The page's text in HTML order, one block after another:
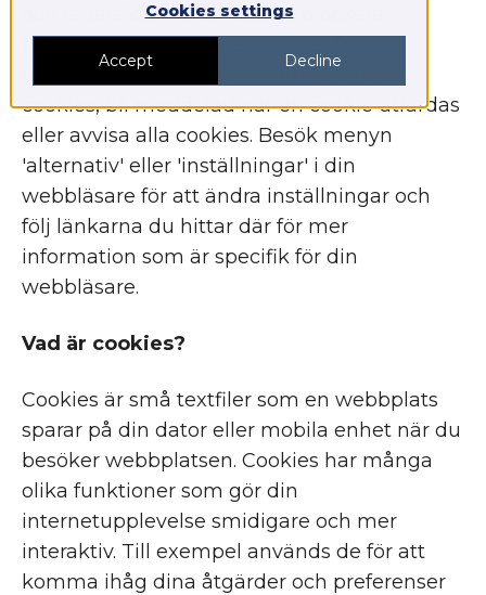
Cookies settings
Accept Decline
och radera dem individuellt, blockera
tredjepartscookies eller cookies från
särskilda webbplatser, acceptera alla
cookies, bli meddelad när en cookie utfärdas
eller avvisa alla cookies. Besök menyn
'alternativ' eller 'inställningar' i din
webbläsare för att ändra inställningar och
följ länkarna du hittar där för mer
information som är specifik för din
webbläsare.
Vad är cookies?
Cookies är små textfiler som en webbplats
sparar på din dator eller mobila enhet när du
besöker webbplatsen. Cookies har många
olika funktioner som gör din
internetupplevelse smidigare och mer
interaktiv. Till exempel används de för att
komma ihåg dina åtgärder och preferenser